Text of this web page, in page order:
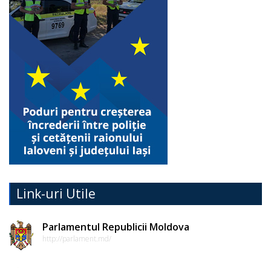
Link-uri Utile
Parlamentul Republicii Moldova
http://parlament.md/